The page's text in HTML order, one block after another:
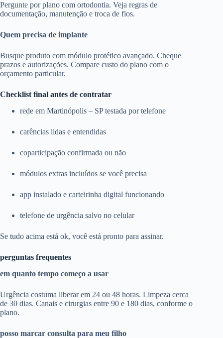
Pergunte por plano com ortodontia. Veja regras de
documentação, manutenção e troca de fios.
Quem precisa de implante
Busque produto com módulo protético avançado. Cheque
prazos e autorizações. Compare custo do plano com o
orçamento particular.
Checklist final antes de contratar
rede em Martinópolis – SP testada por telefone
carências lidas e entendidas
coparticipação confirmada ou não
módulos extras incluídos se você precisa
app instalado e carteirinha digital funcionando
telefone de urgência salvo no celular
Se tudo acima está ok, você está pronto para assinar.
perguntas frequentes
em quanto tempo começo a usar
Urgência costuma liberar em 24 ou 48 horas. Limpeza cerca
de 30 dias. Canais e cirurgias entre 90 e 180 dias, conforme o
plano.
posso marcar consulta para meu filho